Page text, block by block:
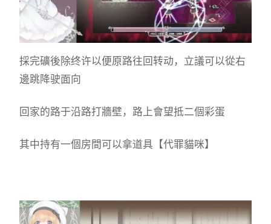
採完礦後除终许以便原路往回转动，立議可以從右
邊跳降驶面向
回家的路于沿路打牆壁，路上會望抵二個彩蛋
其中持有一個房間可以拿道具【代罪貓咪】